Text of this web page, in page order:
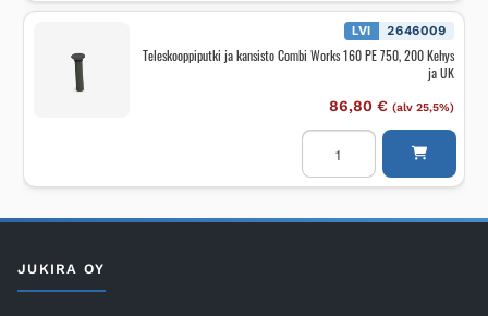
UMPIKANSI
määrä LVI 2646009
Teleskooppiputki ja kansisto Combi Works 160 PE 750, 200 Kehys
ja UK
86,80 € (alv 25,5%)
Teleskooppiputki
kansisto
Combi
PE
JUKIRA OY